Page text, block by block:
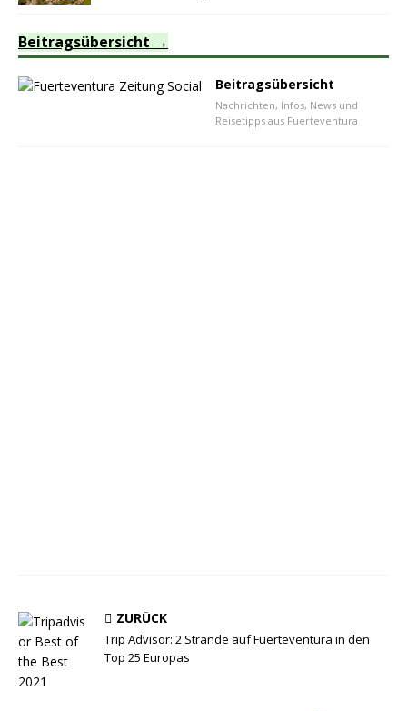
Beitragsübersicht
Beitragsübersicht
Nachrichten, Infos, News und
Reisetipps aus Fuerteventura
ZURÜCK
Trip Advisor: 2 Strände auf Fuerteventura in den
Top 25 Europas